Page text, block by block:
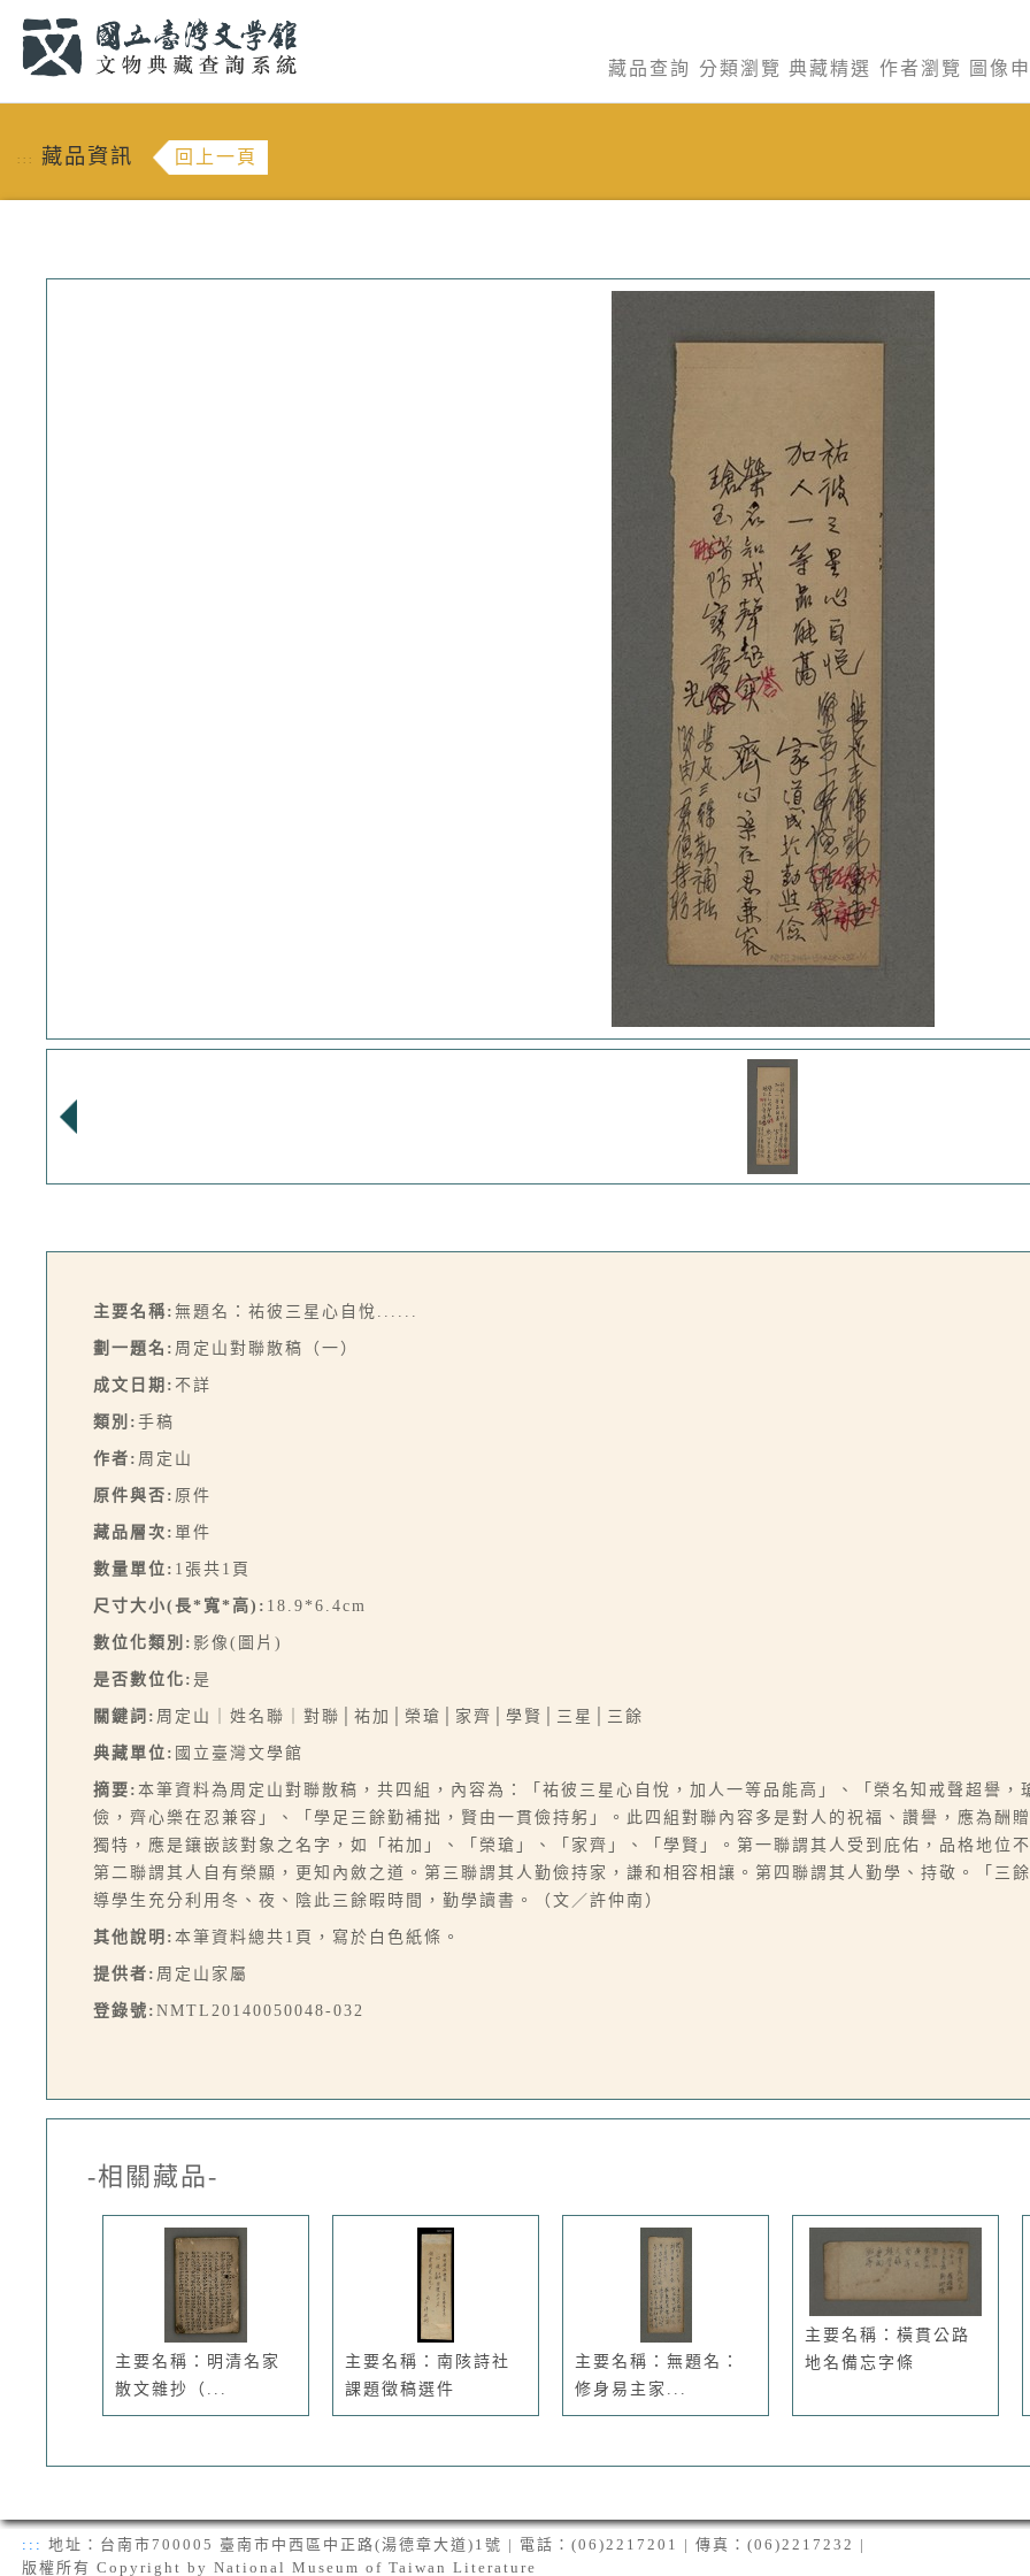
藏品查詢 分類瀏覽 典藏精選 作者瀏覽 圖像
::: 藏品資訊 回上一頁
主要名稱: 無題名：祐彼三星心自悅......
劃一題名: 周定山對聯散稿（一）
成文日期: 不詳
類別: 手稿
作者: 周定山
原件與否: 原件
藏品層次: 單件
數量單位: 1張共1頁
尺寸大小(長*寬*高): 18.9*6.4cm
數位化類別: 影像(圖片)
是否數位化: 是
關鍵詞: 周定山｜姓名聯｜對聯│祐加│榮瑲│家齊│學賢│三星│三餘
典藏單位: 國立臺灣文學館
摘要: 本筆資料為周定山對聯散稿，共四組，內容為：「祐彼三星心自悅，加人一等品能高」、「榮名知戒聲超譽
儉，齊心樂在忍兼容」、「學足三餘勤補拙，賢由一貫儉持躬」。此四組對聯內容多是對人的祝福、讚譽，應為酬
獨特，應是鑲嵌該對象之名字，如「祐加」、「榮瑲」、「家齊」、「學賢」。第一聯謂其人受到庇佑，品格地位
第二聯謂其人自有榮顯，更知內斂之道。第三聯謂其人勤儉持家，謙和相容相讓。第四聯謂其人勤學、持敬。「三
導學生充分利用冬、夜、陰此三餘暇時間，勤學讀書。（文／許仲南）
其他說明: 本筆資料總共1頁，寫於白色紙條。
提供者: 周定山家屬
登錄號: NMTL20140050048-032
-相關藏品-
主要名稱：明清名家
散文雜抄（...
主要名稱：南陔詩社
課題徵稿選件
主要名稱：無題名：
修身易主家...
主要名稱：橫貫公路
地名備忘字條
::: 地址：台南市700005 臺南市中西區中正路(湯德章大道)1號 | 電話：(06)2217201 | 傳真：(06)2217232 |
版權所有 Copyright by National Museum of Taiwan Literature